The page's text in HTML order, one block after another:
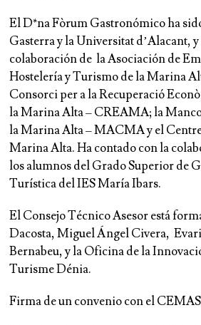
El D*na Fòrum Gastronómico ha
Gasterra y la Universitat d’Alacant,
colaboración de la Asociación de
Hostelería y Turismo de la Marina
Consorci per a la Recuperació
la Marina Alta – CREAMA; la
la Marina Alta – MACMA y el
Marina Alta. Ha contado con la
los alumnos del Grado Superior de
Turística del IES María Ibars.
El Consejo Técnico Asesor está
Dacosta, Miguel Ángel Civera,
Bernabeu, y la Oficina de la
Turisme Dénia.
Firma de un convenio con el CEMAS